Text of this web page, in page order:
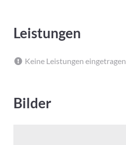
Leistungen
Keine Leistungen eingetragen
Bilder